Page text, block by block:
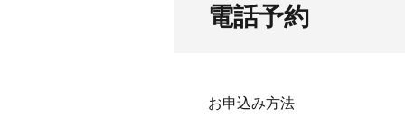
電話予約
お申込み方法